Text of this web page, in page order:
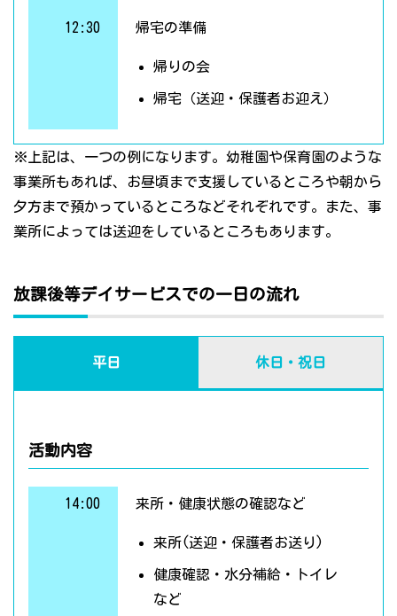
12:30 帰宅の準備
帰りの会
帰宅（送迎・保護者お迎え）
※上記は、一つの例になります。幼稚園や保育園のような
事業所もあれば、お昼頃まで支援しているところや朝から
夕方まで預かっているところなどそれぞれです。また、事
業所によっては送迎をしているところもあります。
放課後等デイサービスでの一日の流れ
平日 休日・祝日
活動内容
14:00 来所・健康状態の確認など
来所(送迎・保護者お送り)
健康確認・水分補給・トイレ
など